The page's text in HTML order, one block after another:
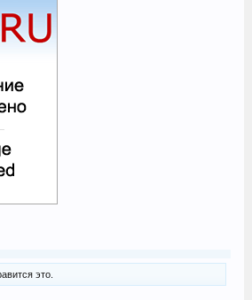
это.